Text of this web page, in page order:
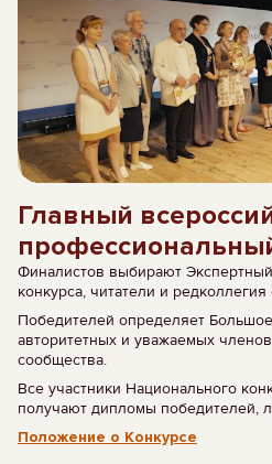
Главный
Финалистов выбирают
конкурса, читатели и
Победителей определяет
авторитетных и уважаемых
сообщества.
Все участники Национального
получают дипломы победителей,
Положение о Конкурсе